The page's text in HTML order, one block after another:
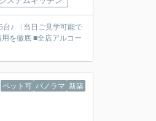
♪ 〈当日ご見学可能で
を徹底 ■全店アルコー
ペット可 パノラマ 新築